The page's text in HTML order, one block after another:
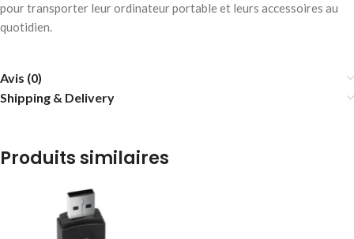
pour transporter leur ordinateur portable et leurs accessoires au
quotidien.
Avis (0)
Shipping & Delivery
Produits similaires